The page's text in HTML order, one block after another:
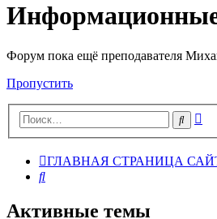
Форум пока ещё преподавателя
Пропустить
Поиск
ГЛАВНАЯ СТРАНИЦА
Поиск
Активные темы